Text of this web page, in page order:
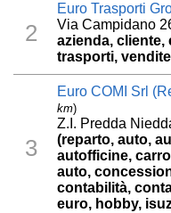
2
Euro Trasporti
Via Campidano
azienda,
trasporti, vendite
3
Euro COMI Srl
km)
Z.I. Predda
(reparto, auto,
autofficine,
auto,
contabilità,
euro, hobby,